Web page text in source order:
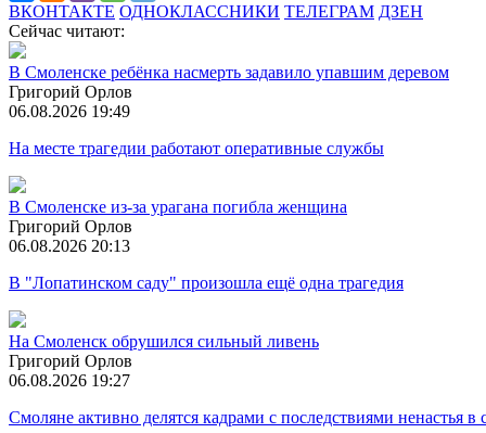
ВКОНТАКТЕ ОДНОКЛАССНИКИ ТЕЛЕГРАМ ДЗЕН
Сейчас читают:
В Смоленске ребёнка насмерть задавило упавшим деревом
Григорий Орлов
06.08.2026 19:49
На месте трагедии работают оперативные службы
В Смоленске из-за урагана погибла женщина
Григорий Орлов
06.08.2026 20:13
В "Лопатинском саду" произошла ещё одна трагедия
На Смоленск обрушился сильный ливень
Григорий Орлов
06.08.2026 19:27
Смоляне активно делятся кадрами с последствиями ненастья в